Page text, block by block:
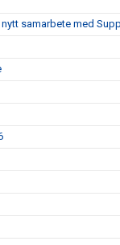
samarbete med